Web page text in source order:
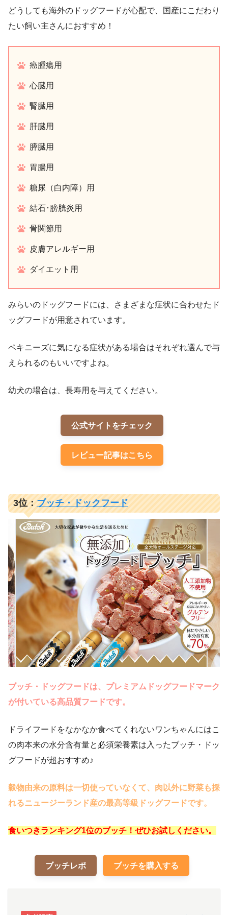
どうしても海外のドッグフードが心配で、国産にこだわり
たい飼い主さんにおすすめ！
癌腫瘍用
心臓用
腎臓用
肝臓用
膵臓用
胃腸用
糖尿（白内障）用
結石･膀胱炎用
骨関節用
皮膚アレルギー用
ダイエット用
みらいのドッグフードには、さまざまな症状に合わせたド
ッグフードが用意されています。
ペキニーズに気になる症状がある場合はそれぞれ選んで与
えられるのもいいですよね。
幼犬の場合は、長寿用を与えてください。
公式サイトをチェック
レビュー記事はこちら
3位：ブッチ・ドックフード
ブッチ・ドッグフードは、プレミアムドッグフードマーク
が付いている高品質フードです。
ドライフードをなかなか食べてくれないワンちゃんにはこ
の肉本来の水分含有量と必須栄養素は入ったブッチ・ドッ
グフードが超おすすめ♪
穀物由来の原料は一切使っていなくて、肉以外に野菜も採
れるニュージーランド産の最高等級ドッグフードです。
食いつきランキング1位のブッチ！ぜひお試しください。
ブッチレポ ブッチを購入する